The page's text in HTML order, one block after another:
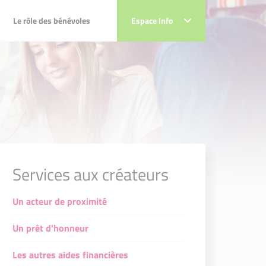
Le rôle des bénévoles Espace Info
Le rôle des bénévoles Espace Info
Services aux créateurs
Un acteur de proximité
Un prêt d'honneur
Les autres aides financières